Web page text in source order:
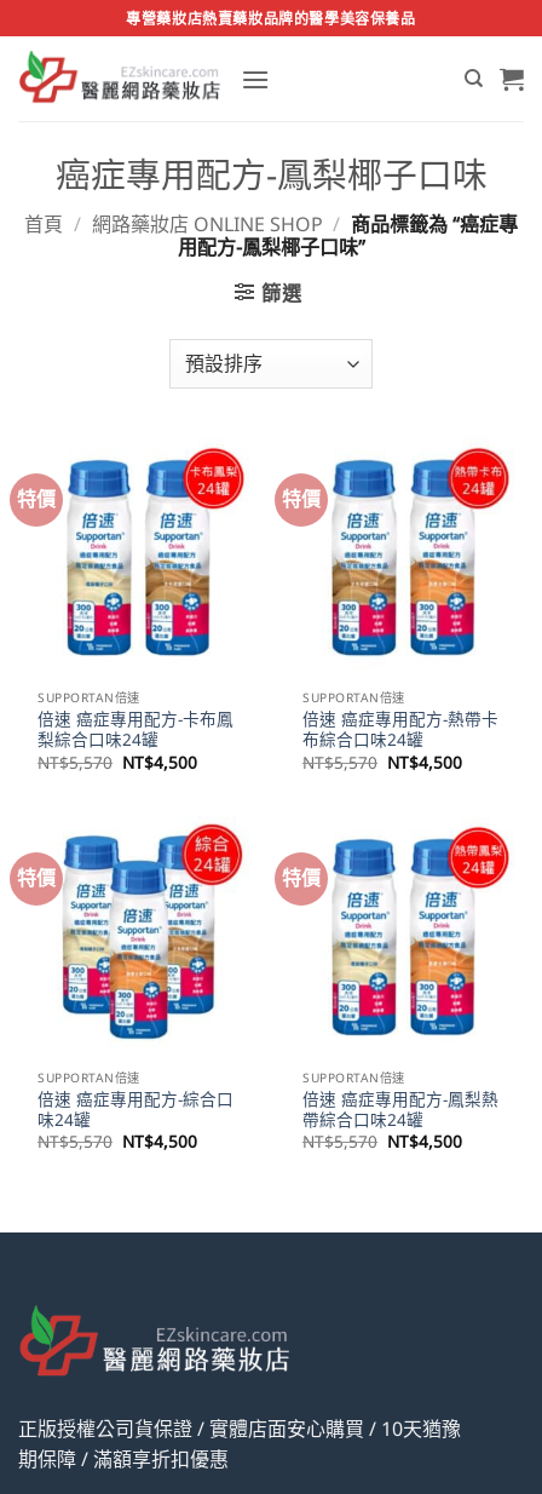
to
content
專營藥妝店熱賣藥妝品牌的醫學美容保養品
癌症專用配方-鳳梨椰子口味
首頁 / 網路藥妝店 ONLINE SHOP / 商品標籤為 “癌症專
用配方-鳳梨椰子口味”
篩選
特價
SUPPORTAN倍速
倍速 癌症專用配方-卡布鳳
梨綜合口味24罐
NT$5,570 原
始
NT$5,570。
NT$4,500目
NT$4,500。
特價
SUPPORTAN倍速
倍速 癌症專用配方-熱帶卡
布綜合口味24罐
NT$5,570 原
始
NT$5,570。
NT$4,500目
NT$4,500
特價
SUPPORTAN倍速
倍速 癌症專用配方-綜合口
味24罐
NT$5,570 原
NT$4,500目
特價
SUPPORTAN倍速
倍速 癌症專用配方-鳳梨熱
帶綜合口味24罐
NT$5,570 原
NT$4,500目
正版授權公司貨保證 / 實體店面安心購買 / 10天猶豫
期保障 / 滿額享折扣優惠